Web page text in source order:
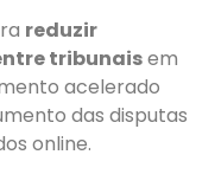
reduzir
tribunaisem
acelerado
das disputas
online.